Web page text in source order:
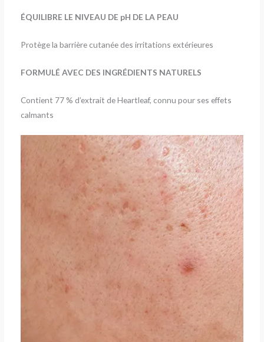
ÉQUILIBRE LE NIVEAU DE pH DE LA PEAU
Protège la barrière cutanée des irritations extérieures
FORMULÉ AVEC DES INGRÉDIENTS NATURELS
Contient 77 % d’extrait de Heartleaf, connu pour ses effets
calmants